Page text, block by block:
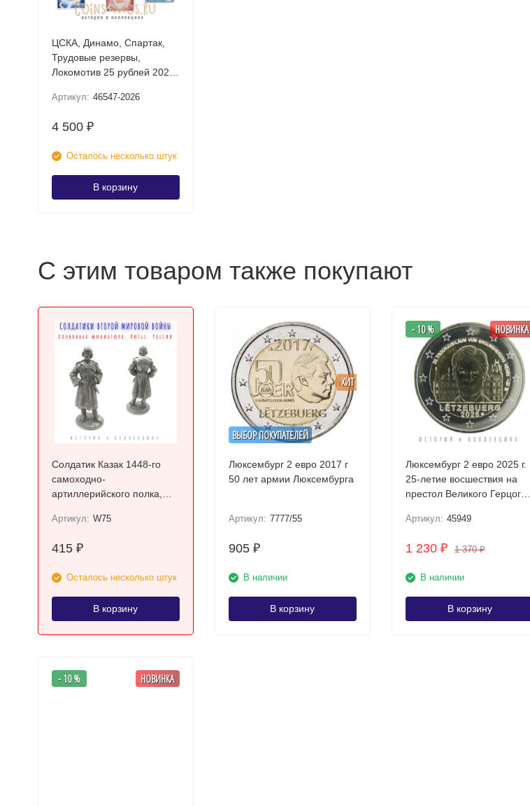
ЦСКА, Динамо, Спартак,
Трудовые резервы,
Локомотив 25 рублей 2026
Набор цветных монет в
Артикул: 46547-2026
4 500 ₽
Осталось несколько штук
В корзину
С этим товаром также покупают
Солдатик Казак 1448-го
самоходно-
артиллерийского полка,
Артикул: W75
415 ₽
Осталось несколько штук
В корзину
ВЫБОР ПОКУПАТЕЛЕЙ
ХИТ
Люксембург 2 евро 2017 г
50 лет армии Люксембурга
Артикул: 7777/55
905 ₽
В наличии
В корзину
- 10 % НОВИНКА
Люксембург 2 евро 2025 г.
25-летие восшествия на
престол Великого Герцога
Артикул: 45949
1 230₽ 1 370₽
В наличии
В корзину
- 10 % НОВИНКА